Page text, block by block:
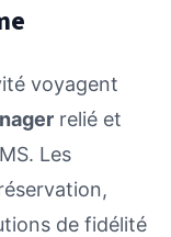
voyagent
relié et
Les
de fidélité